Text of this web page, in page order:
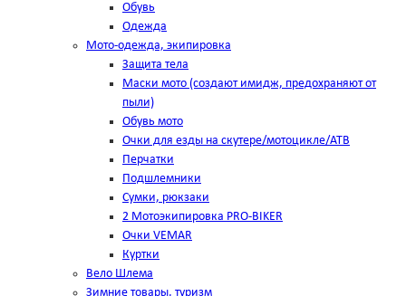
Обувь
Одежда
Мото-одежда, экипировка
Защита тела
Маски мото (создают имидж, предохраняют от
пыли)
Обувь мото
Очки для езды на скутере/мотоцикле/АТВ
Перчатки
Подшлемники
Сумки, рюкзаки
2 Мотоэкипировка PRO-BIKER
Очки VEMAR
Куртки
Вело Шлема
Зимние товары, туризм